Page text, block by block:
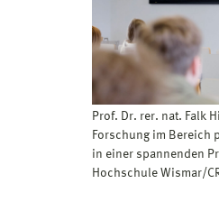
Prof. Dr. rer. nat. Falk
Forschung im Bereich
in einer spannenden
Hochschule Wismar/